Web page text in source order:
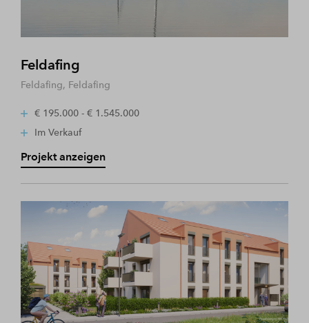
Feldafing
Feldafing, Feldafing
€ 195.000 - € 1.545.000
Im Verkauf
Projekt anzeigen